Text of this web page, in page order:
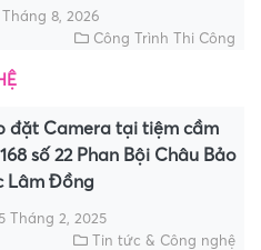
Tháng 8, 2026
Công Trình Thi Công
đặt Camera tại tiệm cầm
số 22 Phan Bội Châu Bảo
Lâm Đồng
Tháng 2, 2025
Tin tức & Công nghệ